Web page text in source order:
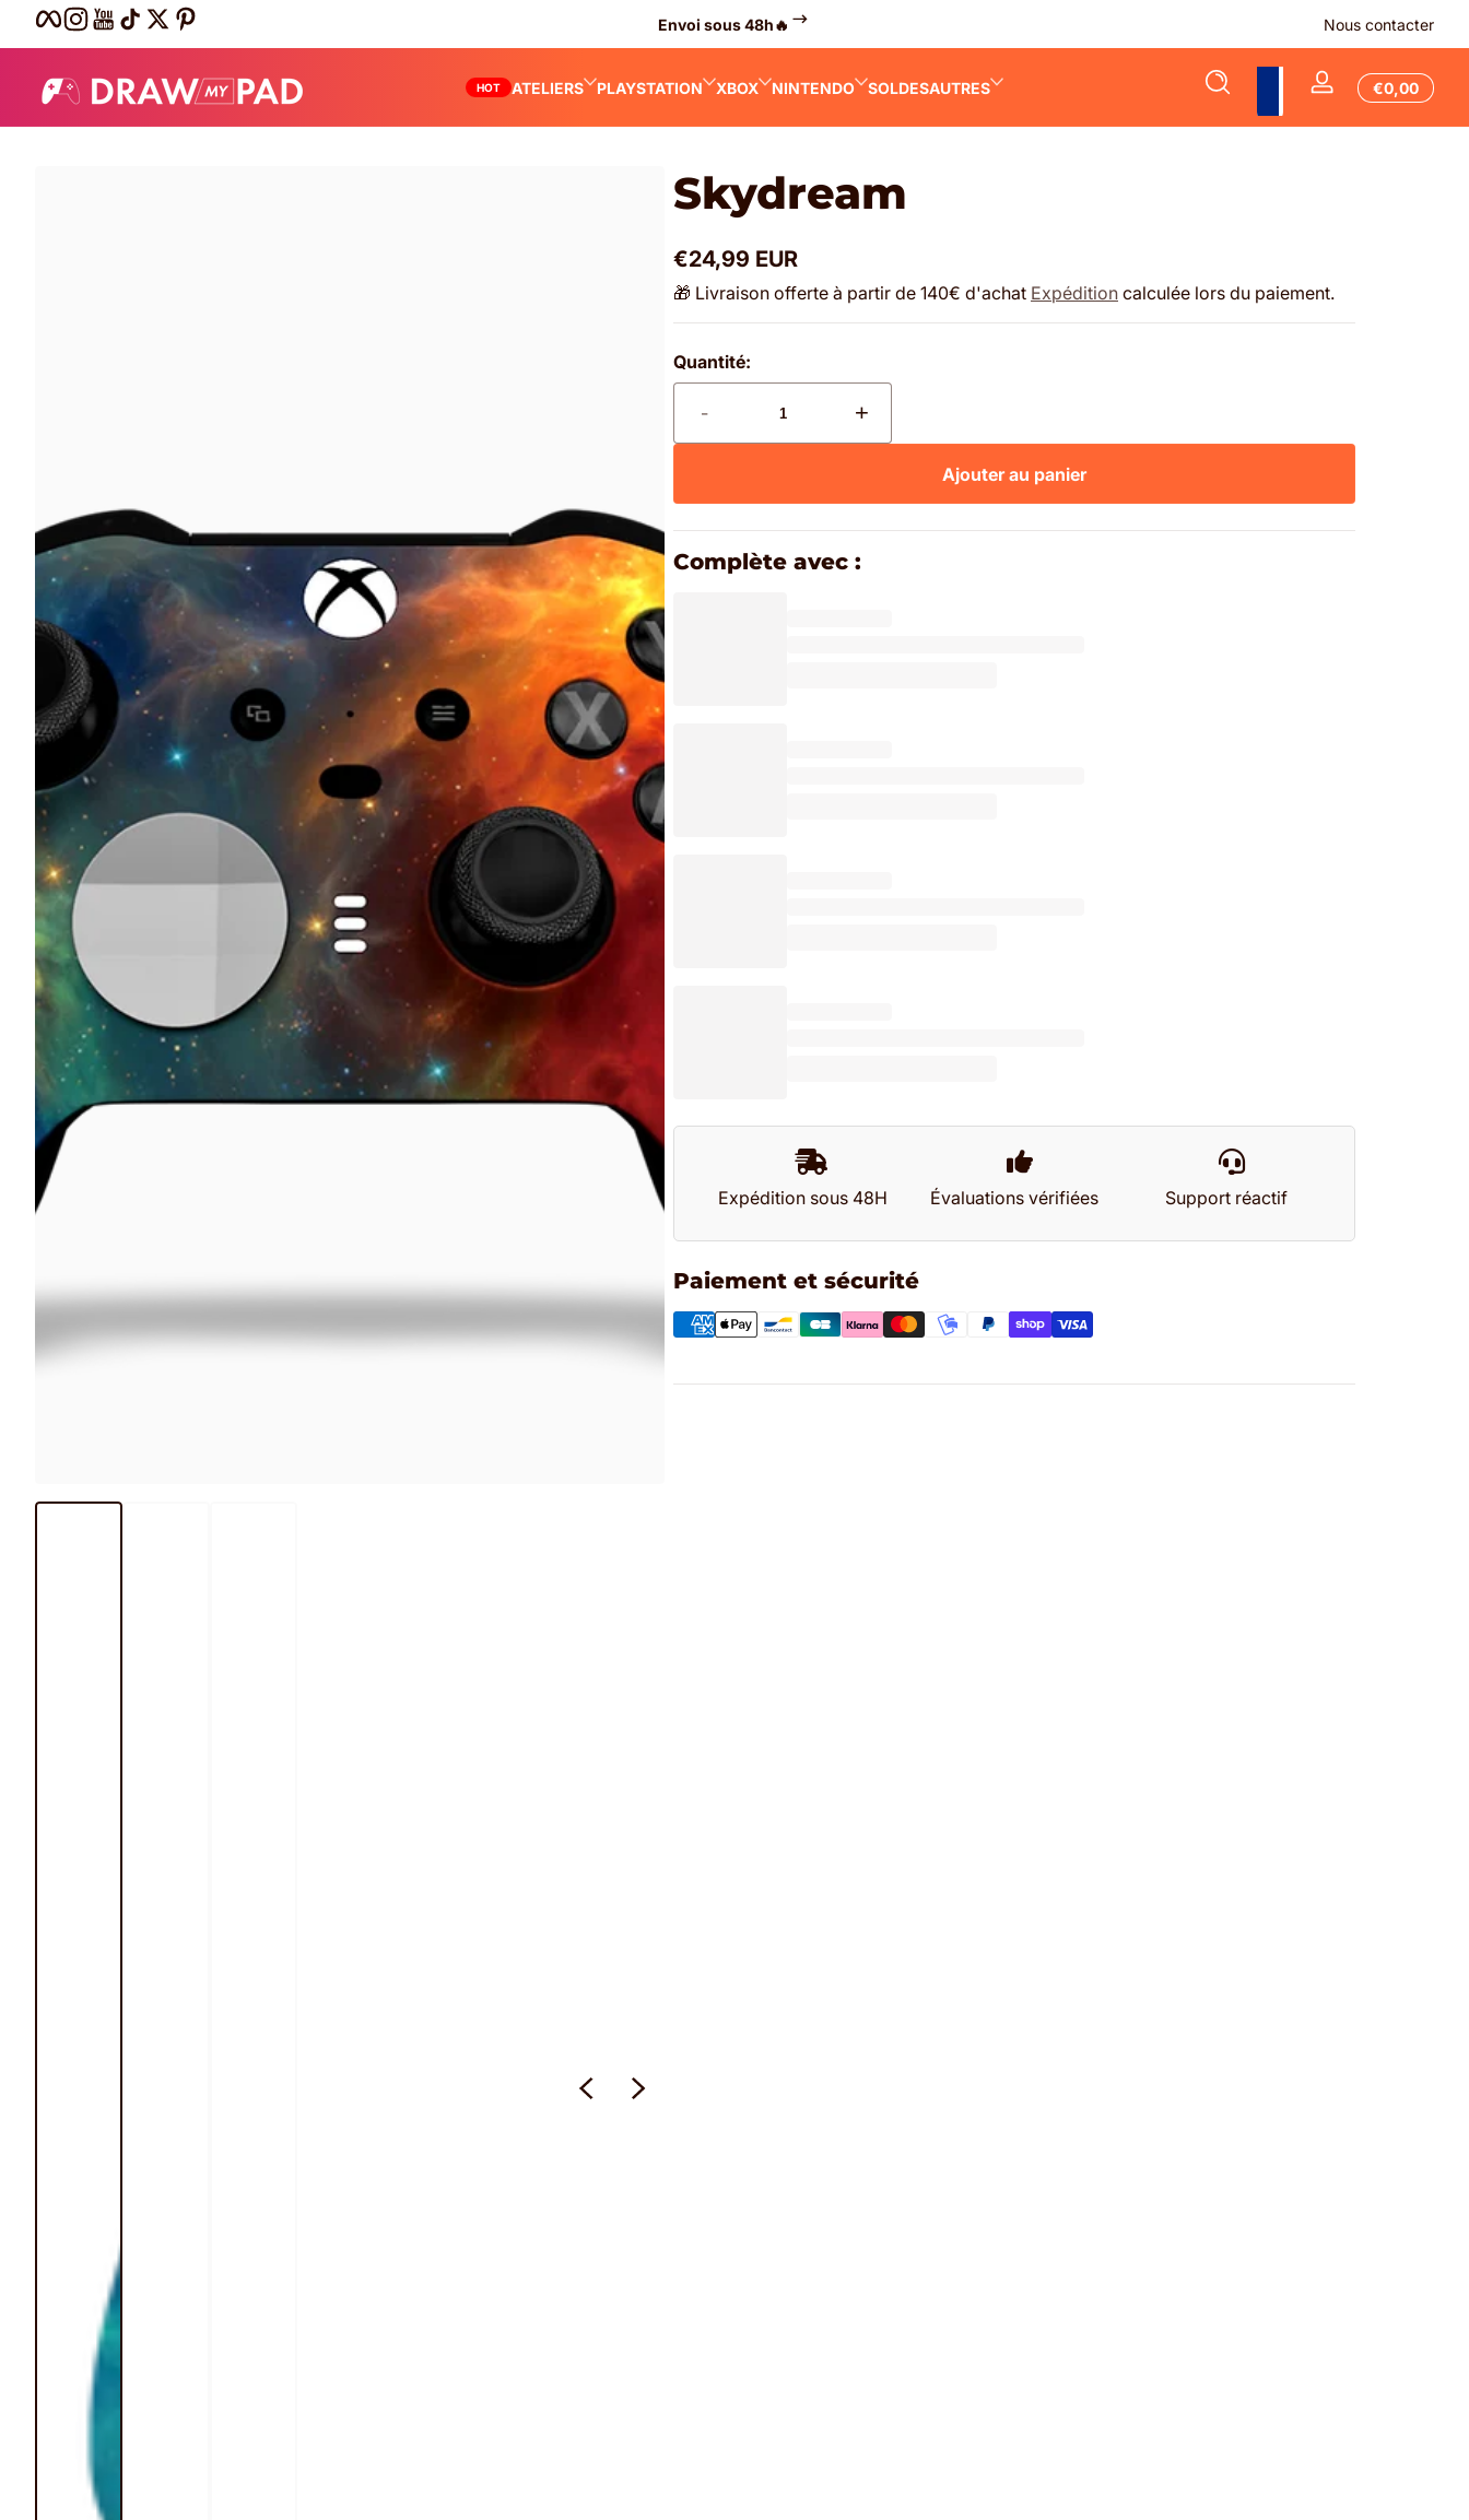
Passer au contenu Envoi sous 48h🔥 -40% sur TOUTE notre catégorie accessoires Switch 🎮
Nous contacter
HOT ATELIERS PLAYSTATION XBOX NINTENDO SOLDESAUTRES
Se
connecter
€0,00Total
€0,00
dans
Skydream
Prix
normal
€24,99 EUR
🎁 Livraison offerte à partir de 140€ d'achat Expédition calculée lors du paiement.
Quantité:
- +
Ajouter au panier
Complète avec :
Expédition sous 48H Évaluations vérifiées Support réactif
Paiement et sécurité